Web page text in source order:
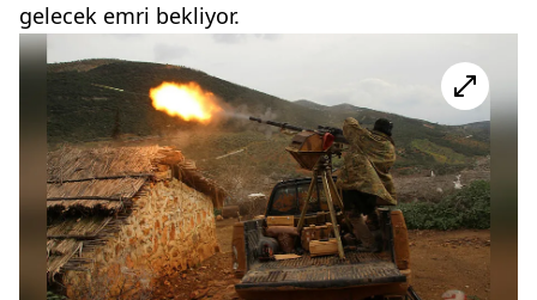
gelecek emri bekliyor.